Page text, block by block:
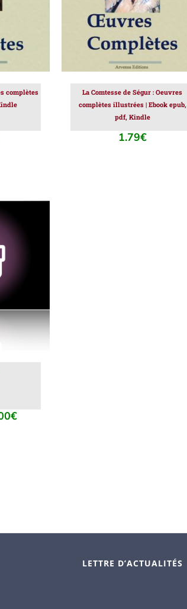
complètes
La Comtesse de Ségur : Oeuvres
complètes illustrées | Ebook epub,
pdf, Kindle
1.79€
€Plage
LETTRE D’ACTUALITÉS